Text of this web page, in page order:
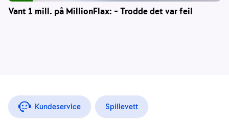
Vant 1 mill. på MillionFlax: – Trodde det var feil
Kundeservice Spillevett